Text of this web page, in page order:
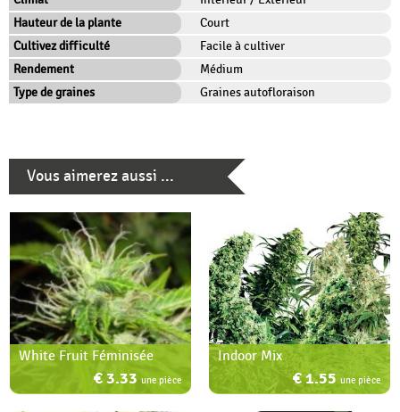
Hauteur de la plante
Court
Cultivez difficulté
Facile à cultiver
Rendement
Médium
Type de graines
Graines autofloraison
Vous aimerez aussi ...
White Fruit Féminisée
€ 3.33 une pièce
Indoor Mix
€ 1.55 une pièce